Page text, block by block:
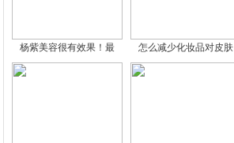
杨紫美容很有效果！最 怎么减少化妆品对皮肤